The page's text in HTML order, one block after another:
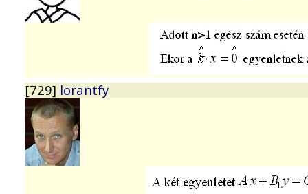
[729] lorantfy